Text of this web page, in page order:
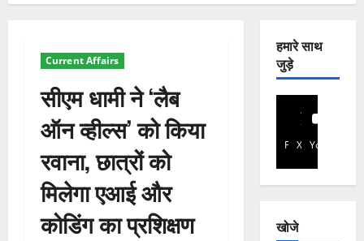
Current Affairs
सीएम धामी ने ‘लैब
ऑन व्हील्स’ को किया
रवाना, छात्रों को
मिलेगा एआई और
कोडिंग का प्रशिक्षण
हमारे साथ
जुड़े
Facebook
X YouTube
खोजे